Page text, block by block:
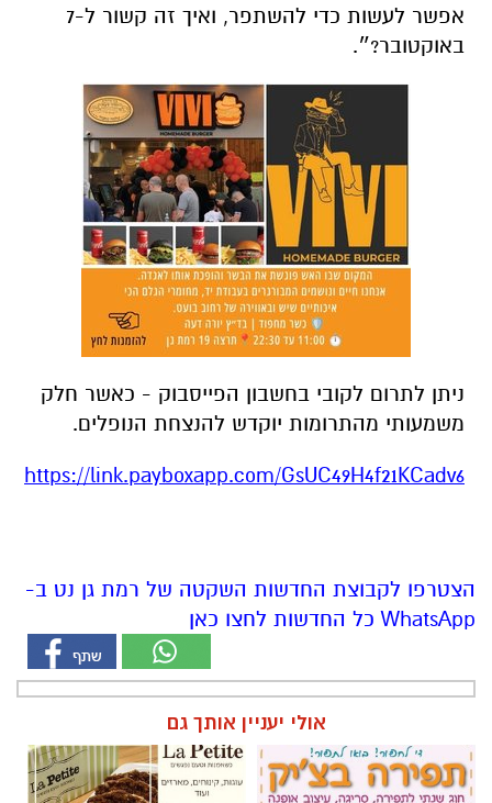
אפשר לעשות כדי להשתפר, ואיך זה קשור ל-7
באוקטובר?״.
ניתן לתרום לקובי בחשבון הפייסבוק - כאשר חלק
משמעותי מהתרומות יוקדש להנצחת הנופלים.
https://link.payboxapp.com/GsUC49H4f21KCadv6
הצטרפו לקבוצת החדשות השקטה של רמת גן נט ב-
WhatsApp כל החדשות לחצו כאן
אולי יעניין אותך גם